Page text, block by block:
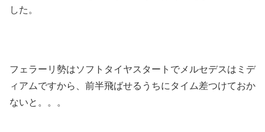
した。
フェラーリ勢はソフトタイヤスタートでメルセデスはミデ
ィアムですから、前半飛ばせるうちにタイム差つけておか
ないと。。。